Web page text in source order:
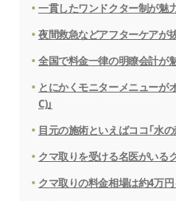
一貫したワンドクター制が魅力
夜間救急などアフターケアが
全国で料金一律の明瞭会計が魅
とにかくモニターメニューが
C)」
目元の施術といえばココ「水
クマ取りを受ける名医がいる
クマ取りの料金相場は約4万